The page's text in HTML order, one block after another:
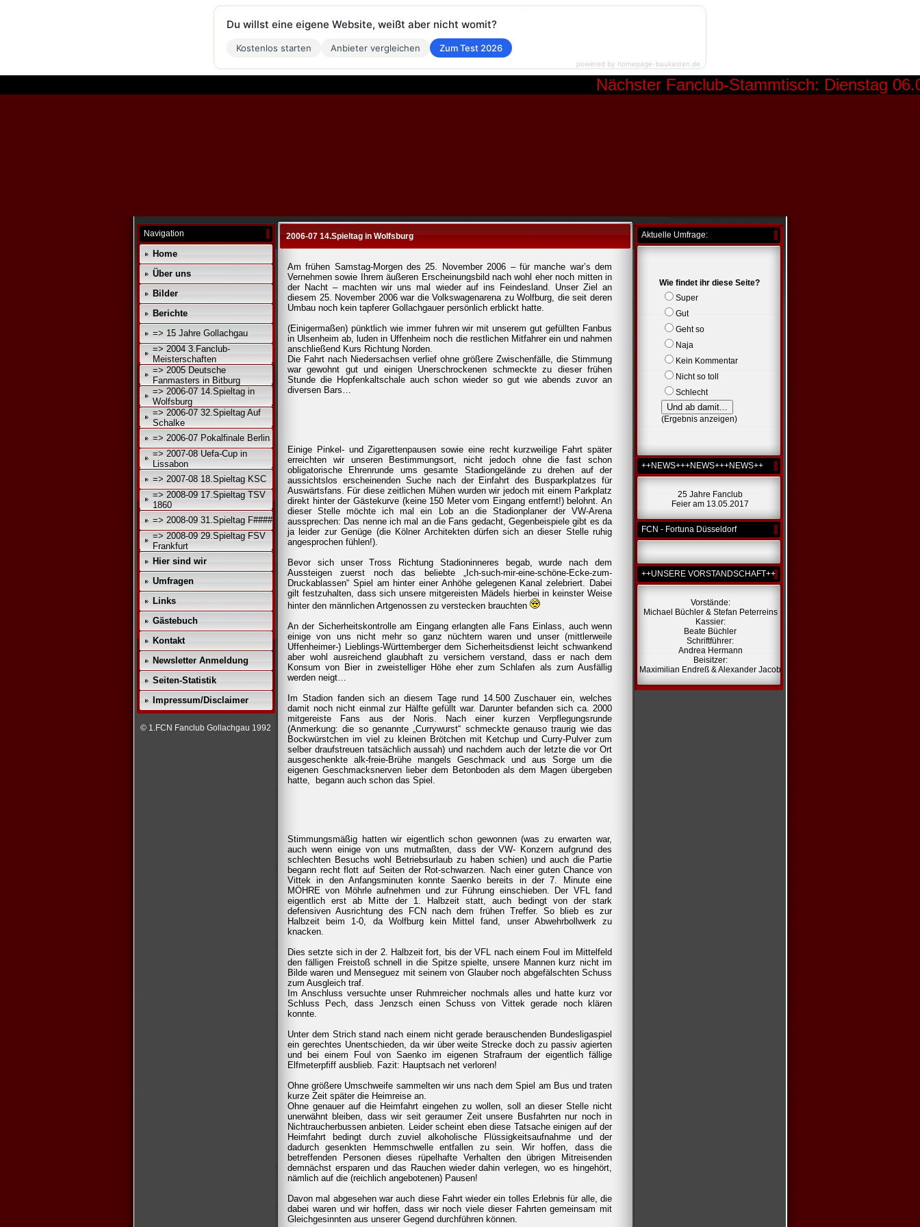
Nächster Fanclub-Stammtisch: Dienstag
Navigation
Home
Über uns
Bilder
Berichte
=> 15 Jahre Gollachgau
=> 2004 3.Fanclub-
Meisterschaften
=> 2005 Deutsche
Fanmasters in Bitburg
=> 2006-07 14.Spieltag in
Wolfsburg
=> 2006-07 32.Spieltag Auf
Schalke
=> 2006-07 Pokalfinale Berlin
=> 2007-08 Uefa-Cup in
Lissabon
=> 2007-08 18.Spieltag KSC
=> 2008-09 17.Spieltag TSV
1860
=> 2008-09 31.Spieltag F####
=> 2008-09 29.Spieltag FSV
Frankfurt
Hier sind wir
Umfragen
Links
Gästebuch
Kontakt
Newsletter Anmeldung
Seiten-Statistik
Impressum/Disclaimer
© 1.FCN Fanclub Gollachgau 1992
2006-07 14.Spieltag in Wolfsburg
Am frühen Samstag-Morgen des 25. November 2006 – für manche war’s dem
Vernehmen sowie Ihrem äußeren Erscheinungsbild nach wohl eher noch mitten in
der Nacht – machten wir uns mal wieder auf ins Feindesland. Unser Ziel an
diesem 25. November 2006 war die Volkswagenarena zu Wolfburg, die seit deren
Umbau noch kein tapferer Gollachgauer persönlich erblickt hatte.
(Einigermaßen) pünktlich wie immer fuhren wir mit unserem gut gefüllten Fanbus
in Ulsenheim ab, luden in Uffenheim noch die restlichen Mitfahrer ein und nahmen
anschließend Kurs Richtung Norden.
Die Fahrt nach Niedersachsen verlief ohne größere Zwischenfälle, die Stimmung
war gewohnt gut und einigen Unerschrockenen schmeckte zu dieser frühen
Stunde die Hopfenkaltschale auch schon wieder so gut wie abends zuvor an
diversen Bars…
Einige Pinkel- und Zigarettenpausen sowie eine recht kurzweilige Fahrt später
erreichten wir unseren Bestimmungsort, nicht jedoch ohne die fast schon
obligatorische Ehrenrunde ums gesamte Stadiongelände zu drehen auf der
aussichtslos erscheinenden Suche nach der Einfahrt des Busparkplatzes für
Auswärtsfans. Für diese zeitlichen Mühen wurden wir jedoch mit einem Parkplatz
direkt hinter der Gästekurve (keine 150 Meter vom Eingang entfernt!) belohnt. An
dieser Stelle möchte ich mal ein Lob an die Stadionplaner der VW-Arena
aussprechen: Das nenne ich mal an die Fans gedacht, Gegenbeispiele gibt es da
ja leider zur Genüge (die Kölner Architekten dürfen sich an dieser Stelle ruhig
angesprochen fühlen!).
Bevor sich unser Tross Richtung Stadioninneres begab, wurde nach dem
Aussteigen zuerst noch das beliebte „Ich-such-mir-eine-schöne-Ecke-zum-
Druckablassen“ Spiel am hinter einer Anhöhe gelegenen Kanal zelebriert. Dabei
gilt festzuhalten, dass sich unsere mitgereisten Mädels hierbei in keinster Weise
hinter den männlichen Artgenossen zu verstecken brauchten
An der Sicherheitskontrolle am Eingang erlangten alle Fans Einlass, auch wenn
einige von uns nicht mehr so ganz nüchtern waren und unser (mittlerweile
Uffenheimer-) Lieblings-Württemberger dem Sicherheitsdienst leicht schwankend
aber wohl ausreichend glaubhaft zu versichern verstand, dass er nach dem
Konsum von Bier in zweistelliger Höhe eher zum Schlafen als zum Ausfällig
werden neigt…
Im Stadion fanden sich an diesem Tage rund 14.500 Zuschauer ein, welches
damit noch nicht einmal zur Hälfte gefüllt war. Darunter befanden sich ca. 2000
mitgereiste Fans aus der Noris. Nach einer kurzen Verpflegungsrunde
(Anmerkung: die so genannte „Currywurst“ schmeckte genauso traurig wie das
Bockwürstchen im viel zu kleinen Brötchen mit Ketchup und Curry-Pulver zum
selber draufstreuen tatsächlich aussah) und nachdem auch der letzte die vor Ort
ausgeschenkte alk-freie-Brühe mangels Geschmack und aus Sorge um die
eigenen Geschmacksnerven lieber dem Betonboden als dem Magen übergeben
hatte, begann auch schon das Spiel.
Stimmungsmäßig hatten wir eigentlich schon gewonnen (was zu erwarten war,
auch wenn einige von uns mutmaßten, dass der VW- Konzern aufgrund des
schlechten Besuchs wohl Betriebsurlaub zu haben schien) und auch die Partie
begann recht flott auf Seiten der Rot-schwarzen. Nach einer guten Chance von
Vittek in den Anfangsminuten konnte Saenko bereits in der 7. Minute eine
MÖHRE von Möhrle aufnehmen und zur Führung einschieben. Der VFL fand
eigentlich erst ab Mitte der 1. Halbzeit statt, auch bedingt von der stark
defensiven Ausrichtung des FCN nach dem frühen Treffer. So blieb es zur
Halbzeit beim 1-0, da Wolfburg kein Mittel fand, unser Abwehrbollwerk zu
knacken.
Dies setzte sich in der 2. Halbzeit fort, bis der VFL nach einem Foul im Mittelfeld
den fälligen Freistoß schnell in die Spitze spielte, unsere Mannen kurz nicht im
Bilde waren und Menseguez mit seinem von Glauber noch abgefälschten Schuss
zum Ausgleich traf.
Im Anschluss versuchte unser Ruhmreicher nochmals alles und hatte kurz vor
Schluss Pech, dass Jenzsch einen Schuss von Vittek gerade noch klären
konnte.
Unter dem Strich stand nach einem nicht gerade berauschenden Bundesligaspiel
ein gerechtes Unentschieden, da wir über weite Strecke doch zu passiv agierten
und bei einem Foul von Saenko im eigenen Strafraum der eigentlich fällige
Elfmeterpfiff ausblieb. Fazit: Hauptsach net verloren!
Ohne größere Umschweife sammelten wir uns nach dem Spiel am Bus und traten
kurze Zeit später die Heimreise an.
Ohne genauer auf die Heimfahrt eingehen zu wollen, soll an dieser Stelle nicht
unerwähnt bleiben, dass wir seit geraumer Zeit unsere Busfahrten nur noch in
Nichtraucherbussen anbieten. Leider scheint eben diese Tatsache einigen auf der
Heimfahrt bedingt durch zuviel alkoholische Flüssigkeitsaufnahme und der
dadurch gesenkten Hemmschwelle entfallen zu sein. Wir hoffen, dass die
betreffenden Personen dieses rüpelhafte Verhalten den übrigen Mitreisenden
demnächst ersparen und das Rauchen wieder dahin verlegen, wo es hingehört,
nämlich auf die (reichlich angebotenen) Pausen!
Davon mal abgesehen war auch diese Fahrt wieder ein tolles Erlebnis für alle, die
dabei waren und wir hoffen, dass wir noch viele dieser Fahrten gemeinsam mit
Gleichgesinnten aus unserer Gegend durchführen können.
Aktuelle Umfrage:
Wie findet ihr diese Seite?
Super
Gut
Geht so
Naja
Kein Kommentar
Nicht so toll
Schlecht
(Ergebnis anzeigen)
++NEWS+++NEWS+++NEWS++
25 Jahre Fanclub
Feier am 13.05.2017
FCN - Fortuna Düsseldorf
++UNSERE VORSTANDSCHAFT++
Vorstände:
Michael Büchler & Stefan Peterreins
Kassier:
Beate Büchler
Schriftführer:
Andrea Hermann
Beisitzer:
Maximilian Endreß & Alexander Jacob
Du willst eine eigene Website, weißt aber nicht womit?
Kostenlos starten Anbieter vergleichen Zum Test 2026
powered by homepage-baukasten.de